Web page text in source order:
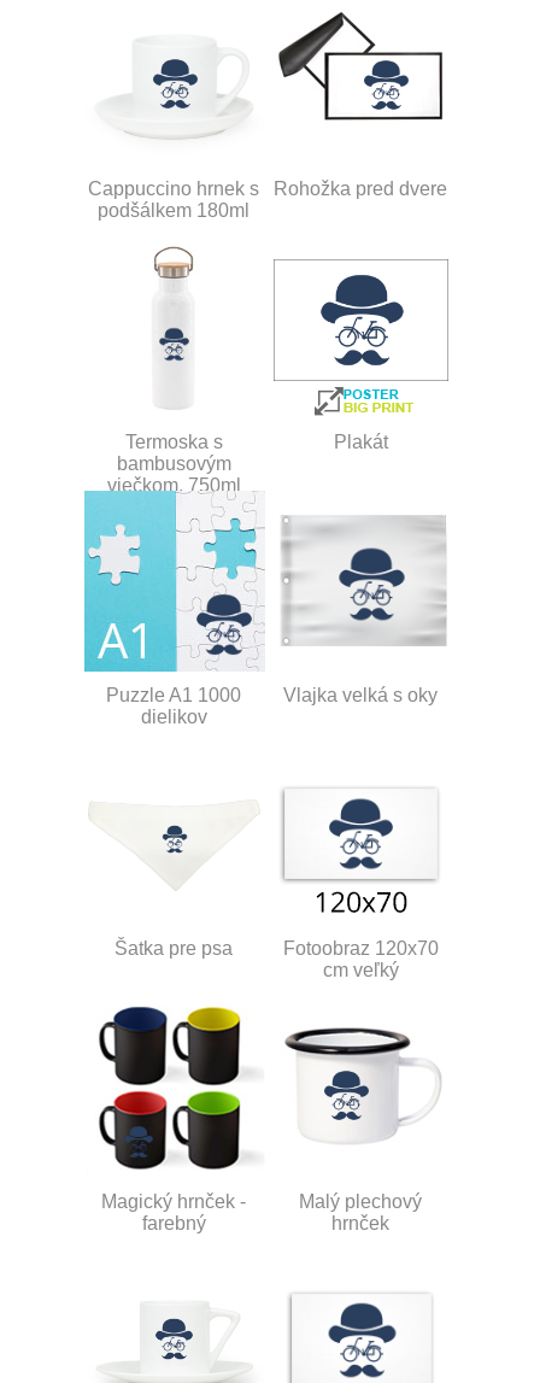
Cappuccino hrnek s
podšálkem 180ml
Rohožka pred dvere
Termoska s
bambusovým
viečkom, 750ml
Plakát
Puzzle A1 1000
dielikov
Vlajka velká s oky
Šatka pre psa
Fotoobraz 120x70
cm veľký
Magický hrnček -
farebný
Malý plechový
hrnček